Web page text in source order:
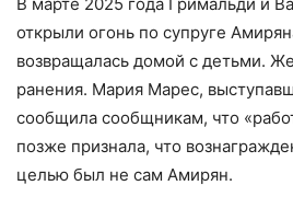
открыли огонь по супруге
возвращалась домой с детьми.
ранения. Мария Марес,
сообщила сообщникам, что
позже признала, что
целью был не сам Амирян.